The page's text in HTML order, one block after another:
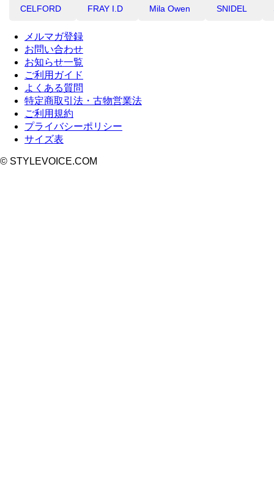
CELFORD FRAY I.D Mila Owen SNIDEL
メルマガ登録
お問い合わせ
お知らせ一覧
ご利用ガイド
よくある質問
特定商取引法・古物営業法
ご利用規約
プライバシーポリシー
サイズ表
© STYLEVOICE.COM